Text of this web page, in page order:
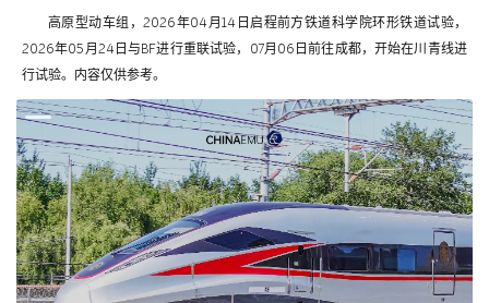
高原型动车组，2026年04月14日启程前方铁道科学院环形铁道试验，
2026年05月24日与BF进行重联试验，07月06日前往成都，开始在川青线进
行试验。内容仅供参考。